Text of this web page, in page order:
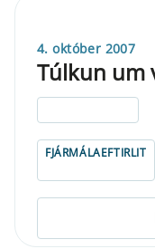
4. október 2007
Túlkun um
FJÁRMÁLAEFTIRLIT